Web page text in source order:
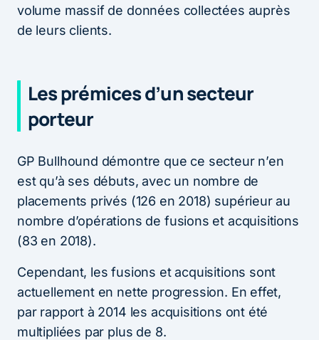
volume massif de données collectées auprès
de leurs clients.
Les prémices d’un secteur
porteur
GP Bullhound démontre que ce secteur n’en
est qu’à ses débuts, avec un nombre de
placements privés (126 en 2018) supérieur au
nombre d’opérations de fusions et acquisitions
(83 en 2018).
Cependant, les fusions et acquisitions sont
actuellement en nette progression. En effet,
par rapport à 2014 les acquisitions ont été
multipliées par plus de 8.